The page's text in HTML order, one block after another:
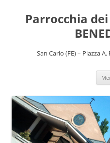
contenuto
Parrocchia dei
San Carlo (FE) – Piazza